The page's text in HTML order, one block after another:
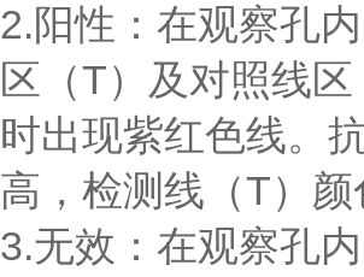
2.阳性：在观察孔
区（T）及对照线区
时出现紫红色线。
高，检测线（T）颜
3.无效：在观察孔